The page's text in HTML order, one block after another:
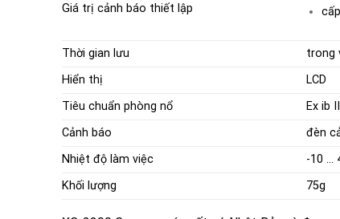
Giá trị cảnh báo thiết lập
Thời gian lưu
trong
Hiển thị
LCD
Tiêu chuẩn phòng nổ
Ex ib
Cảnh báo
đèn
Nhiệt độ làm việc
-10 …
Khối lượng
75g